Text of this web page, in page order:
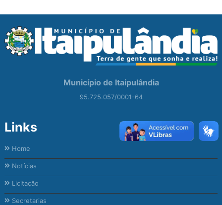
Município de Itaipulândia
95.725.057/0001-64
Links
Home
Notícias
Licitação
Secretarias